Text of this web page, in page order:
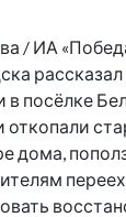
/ ИА
в посёлке
откопали
дома,